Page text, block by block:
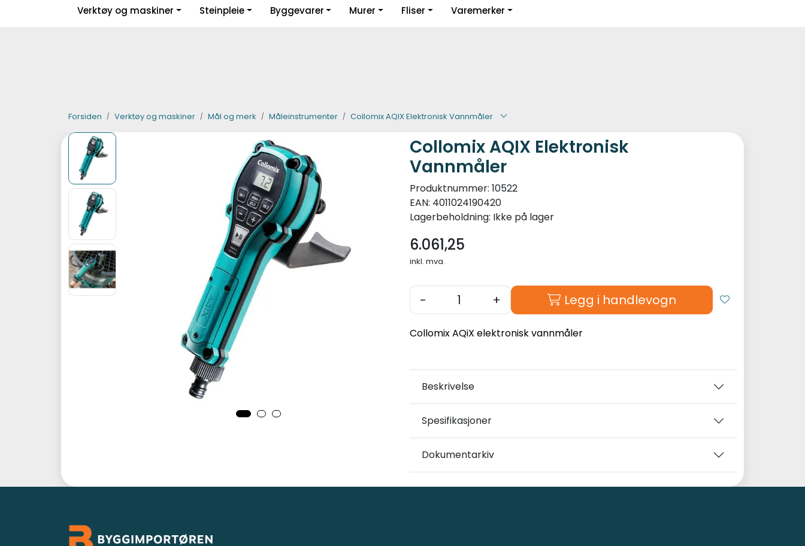
Skip to main content
Facebook | Instagram LinkedIn Guider og inspirasjon
Verktøy og maskiner Steinpleie Byggevarer Murer Fliser Varemerker
Forsiden Verktøy og maskiner Mål og merk Måleinstrumenter Collomix AQIX Elektronisk Vannmåler
Collomix AQIX Elektronisk
Vannmåler
Produktnummer: 10522
EAN: 4011024190420
Lagerbeholdning: Ikke på lager
6.061,25
inkl. mva.
- + Legg i handlevogn
Collomix AQiX elektronisk vannmåler
Beskrivelse
Spesifikasjoner
Dokumentarkiv